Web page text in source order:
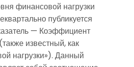
финансовой нагрузки
публикуется
— Коэффициент
известный, как
нагрузки»). Данный